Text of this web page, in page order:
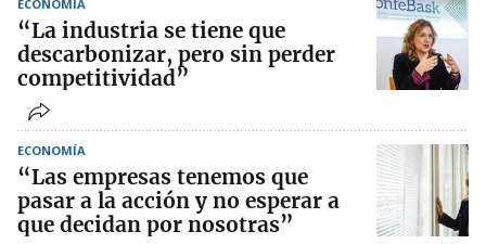
ECONOMÍA
“La industria se tiene que
descarbonizar, pero sin perder
competitividad”
ECONOMÍA
“Las empresas tenemos que
pasar a la acción y no esperar a
que decidan por nosotras”